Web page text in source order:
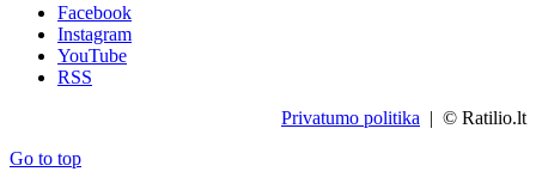
Facebook
Instagram
YouTube
RSS
Privatumo politika | © Ratilio.lt
Go to top